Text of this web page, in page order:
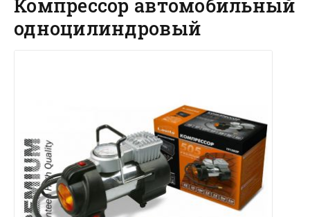
Компрессор автомобильный
одноцилиндровый